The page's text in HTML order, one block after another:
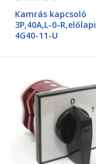
Kamrás kapcsoló
3P,40A,L-0-R,előlapi
4G40-11-U